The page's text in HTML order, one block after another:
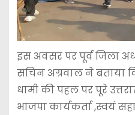
इस अवसर पर पूर्व जिला
सचिन अग्रवाल ने बताया
धामी की पहल पर पूरे
भाजपा कार्यकर्ता ,स्वयं